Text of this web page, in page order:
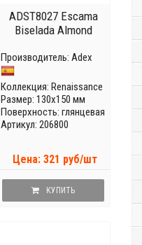
ADST8027 Escama
Biselada Almond
Производитель: Adex
Коллекция: Renaissance
Размер: 130x150 мм
Поверхность: глянцевая
Артикул: 206800
Цена: 321 руб/шт
КУПИТЬ